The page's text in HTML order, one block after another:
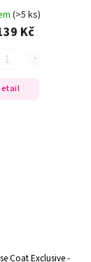
(>5 ks)
Kč
Coat Exclusive -